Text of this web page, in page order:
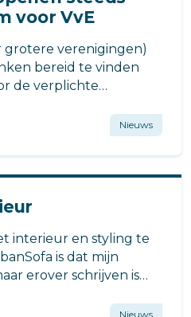
voor VvE
grotere verenigingen)
bereid te vinden
de verplichte
Nieuws
interieur en styling te
is dat mijn
erover schrijven is
Nieuws